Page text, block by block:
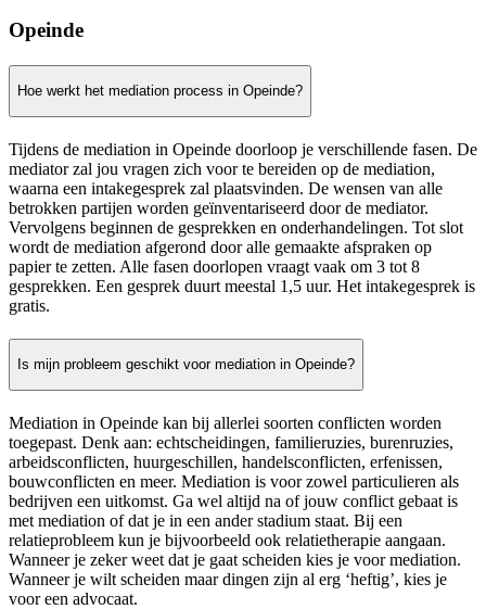
Opeinde
Hoe werkt het mediation process in Opeinde?
Tijdens de mediation in Opeinde doorloop je verschillende fasen. De
mediator zal jou vragen zich voor te bereiden op de mediation,
waarna een intakegesprek zal plaatsvinden. De wensen van alle
betrokken partijen worden geïnventariseerd door de mediator.
Vervolgens beginnen de gesprekken en onderhandelingen. Tot slot
wordt de mediation afgerond door alle gemaakte afspraken op
papier te zetten. Alle fasen doorlopen vraagt vaak om 3 tot 8
gesprekken. Een gesprek duurt meestal 1,5 uur. Het intakegesprek is
gratis.
Is mijn probleem geschikt voor mediation in Opeinde?
Mediation in Opeinde kan bij allerlei soorten conflicten worden
toegepast. Denk aan: echtscheidingen, familieruzies, burenruzies,
arbeidsconflicten, huurgeschillen, handelsconflicten, erfenissen,
bouwconflicten en meer. Mediation is voor zowel particulieren als
bedrijven een uitkomst. Ga wel altijd na of jouw conflict gebaat is
met mediation of dat je in een ander stadium staat. Bij een
relatieprobleem kun je bijvoorbeeld ook relatietherapie aangaan.
Wanneer je zeker weet dat je gaat scheiden kies je voor mediation.
Wanneer je wilt scheiden maar dingen zijn al erg ‘heftig’, kies je
voor een advocaat.